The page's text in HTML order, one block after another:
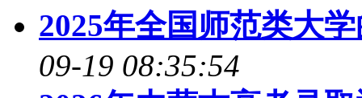
2025年全国师范类大
09-19 08:35:54